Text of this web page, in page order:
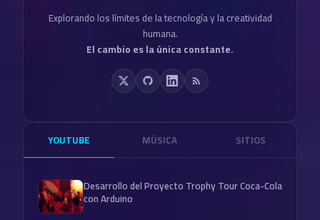
Explorando los límites de la tecnología y la creatividad
humana.
El cambio es la única constante.
YOUTUBE MÚSICA SITIOS
Desarrollo del Proyecto Trophy Tour Coca-Cola
con Arduino